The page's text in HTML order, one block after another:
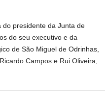
do presidente da Junta de
do seu executivo e da
de São Miguel de Odrinhas,
Campos e Rui Oliveira,